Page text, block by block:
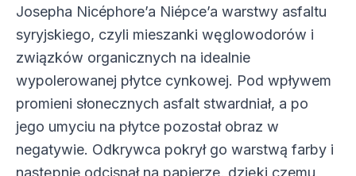
Josepha Nicéphore’a Niépce’a warstwy asfaltu
syryjskiego, czyli mieszanki węglowodorów i
związków organicznych na idealnie
wypolerowanej płytce cynkowej. Pod wpływem
promieni słonecznych asfalt stwardniał, a po
jego umyciu na płytce pozostał obraz w
negatywie. Odkrywca pokrył go warstwą farby i
następnie odcisnął na papierze, dzięki czemu